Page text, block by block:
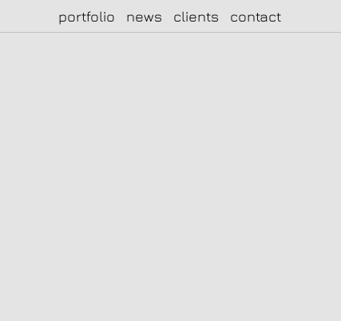
portfolio news clients contact
|